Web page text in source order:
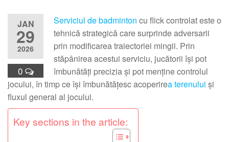
JAN
29
2026
0
Serviciul de badminton cu flick controlat este o
tehnică strategică care surprinde adversarii
prin modificarea traiectoriei mingii. Prin
stăpânirea acestui serviciu, jucătorii își pot
îmbunătăți precizia și pot menține controlul
jocului, în timp ce își îmbunătățesc acoperirea terenului și
fluxul general al jocului.
Key sections in the article: